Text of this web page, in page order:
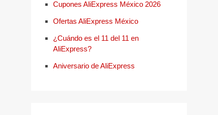
Cupones AliExpress México 2026
Ofertas AliExpress México
¿Cuándo es el 11 del 11 en
AliExpress?
Aniversario de AliExpress